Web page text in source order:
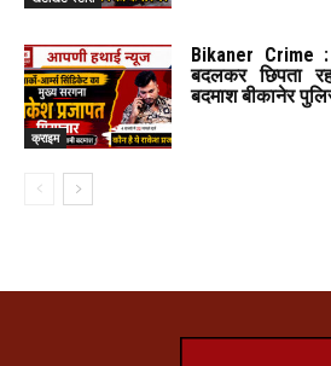
क्राइम
Bikaner Crime
बदलकर छिपता
बदमाश बीकानेर